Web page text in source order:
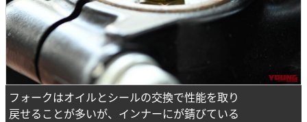
フォークはオイルとシールの交換で性能を取り
戻せることが多いが、インナーにが錆びている